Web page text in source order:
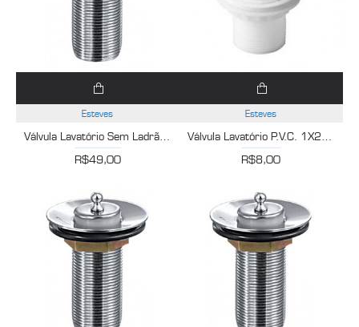
Esteves
Válvula Lavatório Sem Ladrão 2.3/8X1 Cromado Esteves VVL216CWB
R$49,00
Esteves
Válvula Lavatório P.V.C. 1X2.3/8 Sem Ladrão Esteves VVL416WWG
R$8,00